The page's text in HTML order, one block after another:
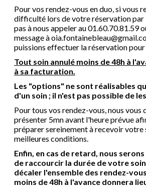
Pour vos rendez-vous en duo, si vous
difficulté lors de votre réservation par
pas à nous appeler au 01.60.70.81.59
message à
puissions effectuer la réservation pour
Tout soin annulé moins de 48h à
à sa facturation.
Les "options" ne sont réalisables
d'un soin ; il n'est pas possible de
Pour tous vos rendez-vous, nous vous
présenter 5mn avant l'heure prévue
préparer sereinement à recevoir votre
meilleures conditions.
Enfin, en cas de retard, nous
de raccourcir la durée de votre
décaler l'ensemble des rendez-
moins de 48h à l'avance donnera